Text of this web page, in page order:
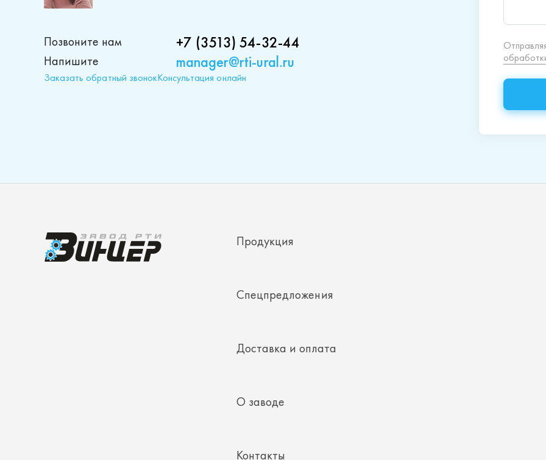
Позвоните нам +7 (3513) 54-32-44
Напишите manager@rti-ural.ru
Заказать обратный звонокКонсультация онлайн
Спецпредложения
Доставка и оплата
О заводе
Контакты